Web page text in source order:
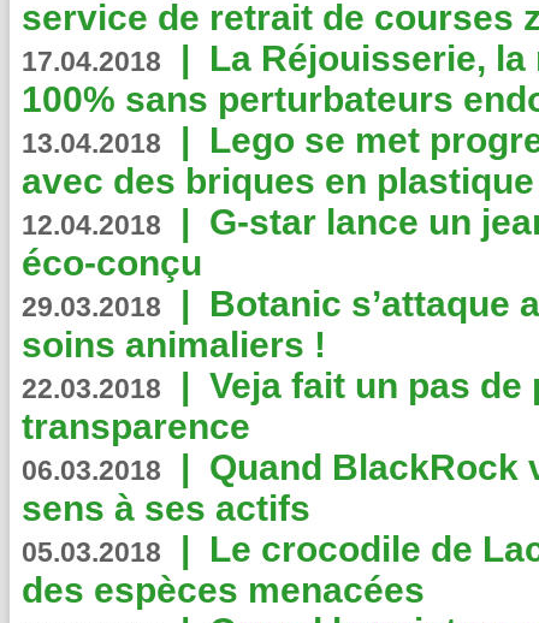
service de retrait de courses
17.04.2018 | La Réjouisserie,
100% sans perturbateurs
13.04.2018 | Lego se met
avec des briques en
12.04.2018 | G-star lance un
éco-conçu
29.03.2018 | Botanic s’attaque
soins animaliers !
22.03.2018 | Veja fait un pas de
transparence
06.03.2018 | Quand BlackRock
sens à ses actifs
05.03.2018 | Le crocodile de
des espèces menacées